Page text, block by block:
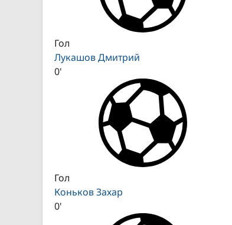
Гол
Лукашов Дмитрий
0'
Гол
Коньков Захар
0'